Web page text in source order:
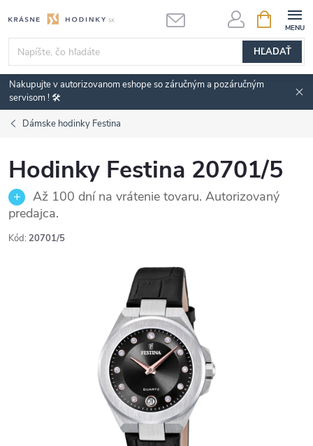
na
obsah
HĽADAŤ
KOŠÍK
Nakupujte v autorizovanom eshope so záručným a pozáručným
servisom ! 🛠️
Dámske hodinky Festina
Hodinky Festina 20701/5
Až 100 dní na vrátenie tovaru. Autorizovaný
predajca.
Kód: 20701/5